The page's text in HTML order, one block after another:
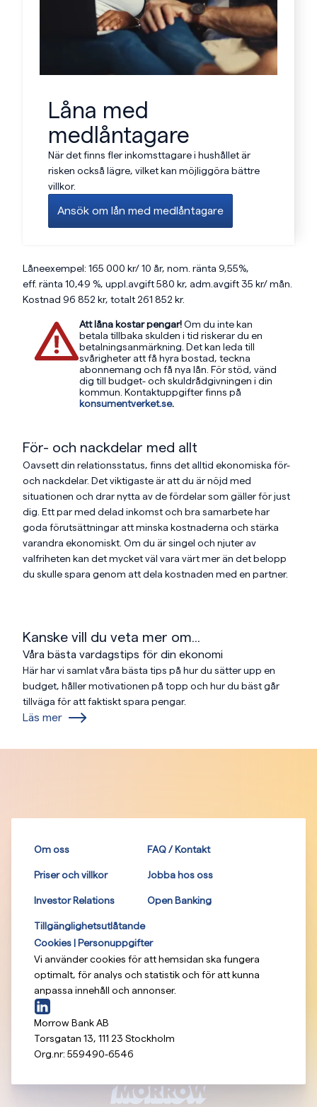
Låna med
medlåntagare
När det finns fler inkomsttagare i hushållet är
risken också lägre, vilket kan möjliggöra bättre
villkor.
Ansök om lån med medlåntagare
Låneexempel: 165 000 kr/ 10 år, nom. ränta 9,55%,
eff. ränta 10,49 %, uppl.avgift 580 kr, adm.avgift 35 kr/ mån.
Kostnad 96 852 kr, totalt 261 852 kr.
Att låna kostar pengar!Om du inte kan
betala tillbaka skulden i tid riskerar du en
betalningsanmärkning. Det kan leda till
svårigheter att få hyra bostad, teckna
abonnemang och få nya lån. För stöd, vänd
dig till budget- och skuldrådgivningen i din
kommun. Kontaktuppgifter finns på
konsumentverket.se.
För- och nackdelar med allt
Oavsett din relationsstatus, finns det alltid ekonomiska för-
och nackdelar. Det viktigaste är att du är nöjd med
situationen och drar nytta av de fördelar som gäller för just
dig. Ett par med delad inkomst och bra samarbete har
goda förutsättningar att minska kostnaderna och stärka
varandra ekonomiskt. Om du är singel och njuter av
valfriheten kan det mycket väl vara värt mer än det belopp
du skulle spara genom att dela kostnaden med en partner.
Kanske vill du veta mer om...
Våra bästa vardagstips för din ekonomi
Här har vi samlat våra bästa tips på hur du sätter upp en
budget, håller motivationen på topp och hur du bäst går
tillväga för att faktiskt spara pengar.
Läs mer
Om oss FAQ / Kontakt
Priser och villkor Jobba hos oss
Investor Relations Open Banking
Tillgänglighetsutlåtande
Cookies | Personuppgifter
Vi använder cookies för att hemsidan ska fungera
optimalt, för analys och statistik och för att kunna
anpassa innehåll och annonser.
Morrow Bank AB
Torsgatan 13, 111 23 Stockholm
Org.nr: 559490-6546